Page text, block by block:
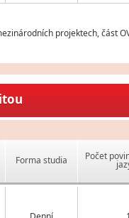
projektech, část
Forma studia Počet